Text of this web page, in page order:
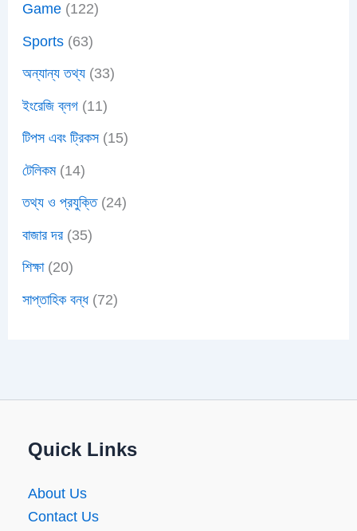
Game(122)
Sports(63)
অন্যান্য তথ্য(33)
ইংরেজি ব্লগ(11)
টিপস এবং ট্রিকস(15)
টেলিকম(14)
তথ্য ও প্রযুক্তি(24)
বাজার দর(35)
শিক্ষা(20)
সাপ্তাহিক বন্ধ(72)
Quick Links
About Us
Contact Us